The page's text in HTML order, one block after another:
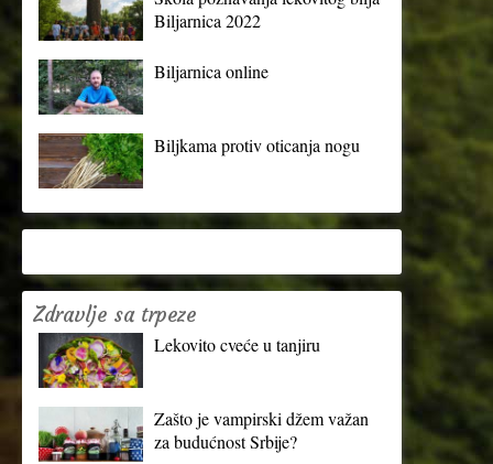
Biljarnica 2022
Biljarnica online
Biljkama protiv oticanja nogu
Zdravlje sa trpeze
Lekovito cveće u tanjiru
Zašto je vampirski džem važan
za budućnost Srbije?